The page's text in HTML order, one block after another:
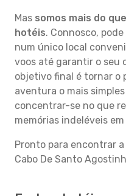
Mas somos mais do
hotéis. Connosco,
num único local
voos até garantir o seu
objetivo final é tornar o
aventura o mais
concentrar-se no que
memórias indeléveis
Pronto para encontrar
Cabo De Santo